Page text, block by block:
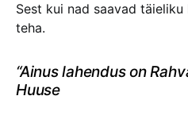
Sest kui nad saavad
teha.
“Ainus lahendus on
Huuse